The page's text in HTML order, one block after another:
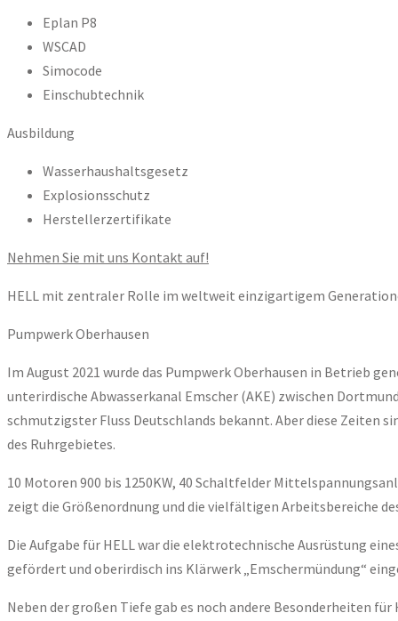
Eplan P8
WSCAD
Simocode
Einschubtechnik
Ausbildung
Wasserhaushaltsgesetz
Explosionsschutz
Herstellerzertifikate
Nehmen Sie mit uns Kontakt auf!
HELL mit zentraler Rolle im weltweit einzigartigem
Pumpwerk Oberhausen
Im August 2021 wurde das Pumpwerk Oberhausen in Betrieb
unterirdische Abwasserkanal Emscher (AKE) zwischen
schmutzigster Fluss Deutschlands bekannt. Aber diese Zeiten
des Ruhrgebietes.
10 Motoren 900 bis 1250KW, 40 Schaltfelder
zeigt die Größenordnung und die vielfältigen Arbeitsbereiche
Die Aufgabe für HELL war die elektrotechnische Ausrüstung
gefördert und oberirdisch ins Klärwerk „Emschermündung“
Neben der großen Tiefe gab es noch andere Besonderheiten